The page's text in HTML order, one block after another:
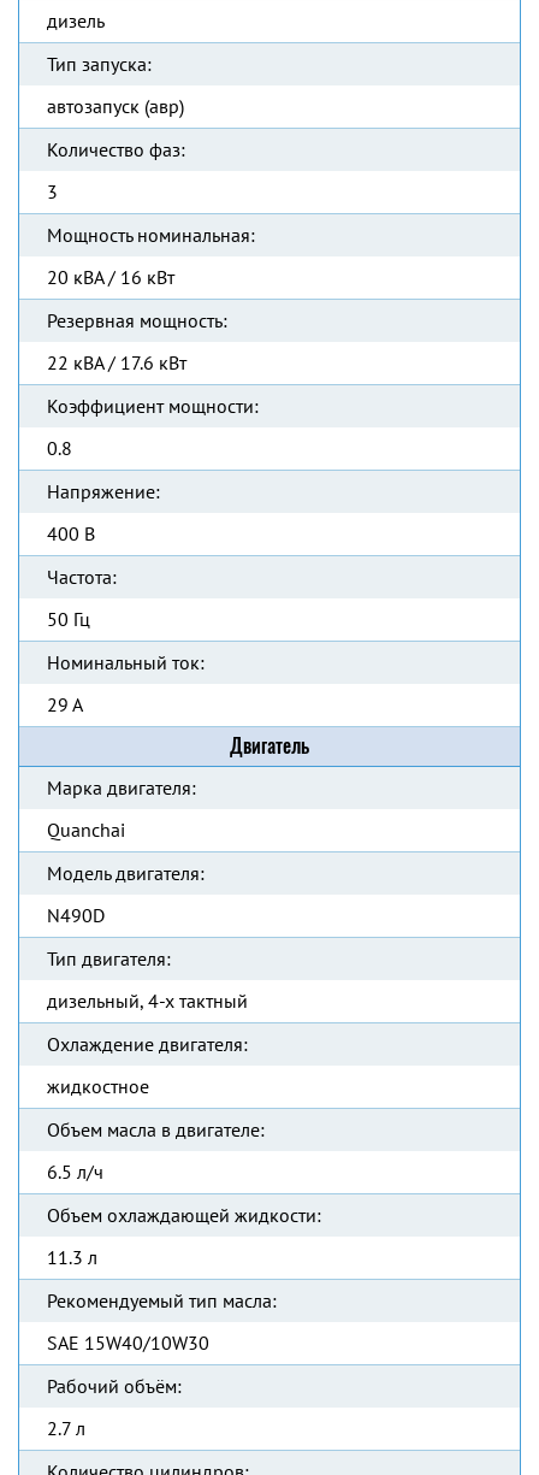
дизель
Тип запуска:
автозапуск (авр)
Количество фаз:
3
Мощность номинальная:
20 кВА / 16 кВт
Резервная мощность:
22 кВА / 17.6 кВт
Коэффициент мощности:
0.8
Напряжение:
400 В
Частота:
50 Гц
Номинальный ток:
29 А
Двигатель
Марка двигателя:
Quanchai
Модель двигателя:
N490D
Тип двигателя:
дизельный, 4-х тактный
Охлаждение двигателя:
жидкостное
Объем масла в двигателе:
6.5 л/ч
Объем охлаждающей жидкости:
11.3 л
Рекомендуемый тип масла:
SAE 15W40/10W30
Рабочий объём:
2.7 л